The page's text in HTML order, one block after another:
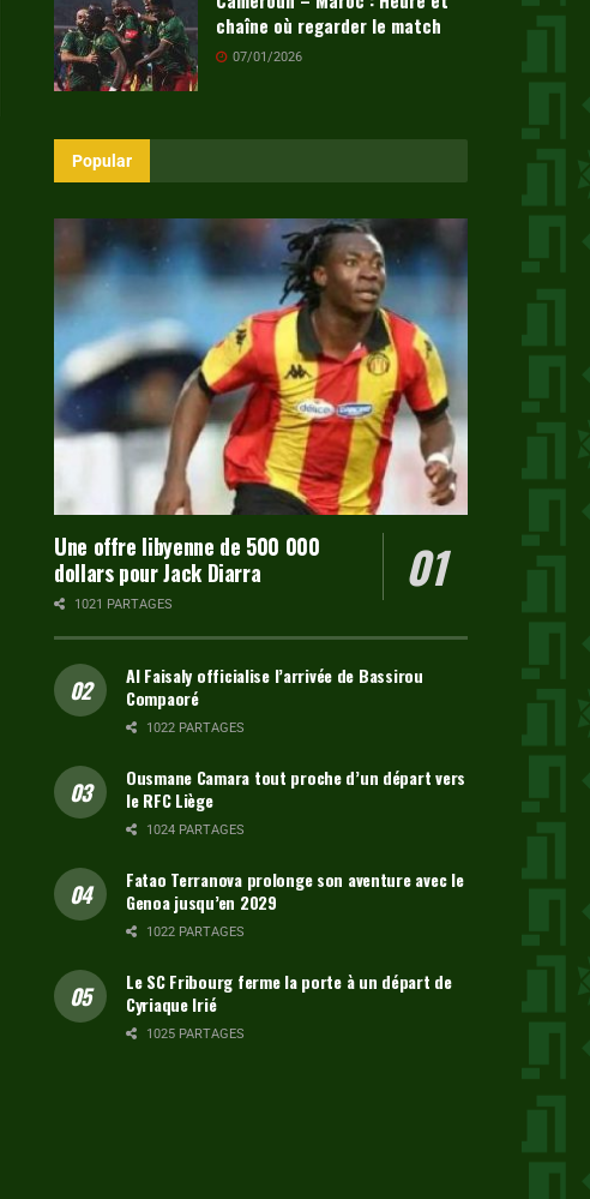
chaîne où regarder le match
07/01/2026
Popular
Une offre libyenne de 500 000
dollars pour Jack Diarra
1021 PARTAGES
Al Faisaly officialise l’arrivée de Bassirou
Compaoré
1022 PARTAGES
Ousmane Camara tout proche d’un départ vers
le RFC Liège
1024 PARTAGES
Fatao Terranova prolonge son aventure avec le
Genoa jusqu’en 2029
1022 PARTAGES
Le SC Fribourg ferme la porte à un départ de
Cyriaque Irié
1025 PARTAGES